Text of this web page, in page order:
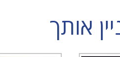
אותך